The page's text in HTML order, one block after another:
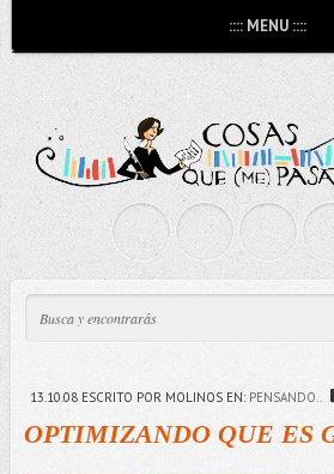
:::: MENU ::::
13.10.08ESCRITO POR MOLINOS EN: PENSANDO..
OPTIMIZANDO QUE ES